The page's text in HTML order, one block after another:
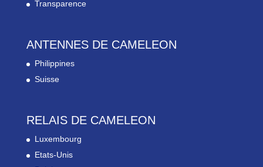
Transparence
ANTENNES DE CAMELEON
Philippines
Suisse
RELAIS DE CAMELEON
Luxembourg
Etats-Unis